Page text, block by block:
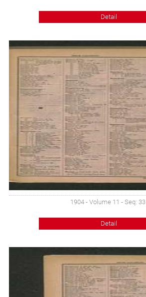
Detail
1904 - Volume 11 - Seq: 33
Detail